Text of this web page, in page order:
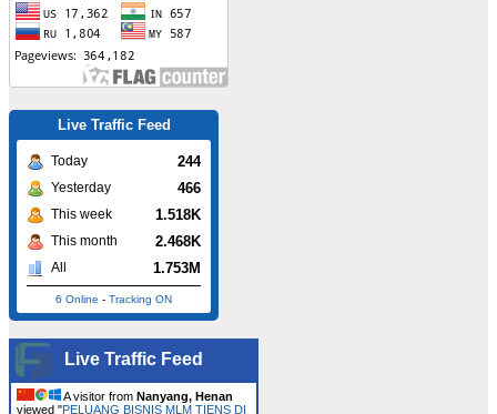
Live Traffic Feed
Today 244
Yesterday 466
This week 1.518K
This month 2.468K
All 1.753M
6 Online - Tracking ON
Live Traffic Feed
A visitor from Nanyang, Henan
viewed "PELUANG BISNIS MLM TIENS DI